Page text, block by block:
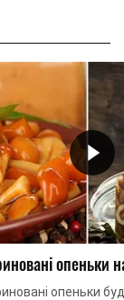
опеньки
опеньки